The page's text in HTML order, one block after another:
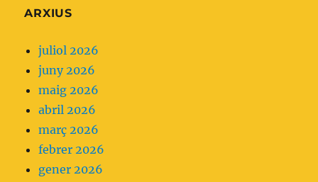
que
planteja
no
fer
servir
analgèsia
parenteral
com
ARXIUS
juliol 2026
juny 2026
maig 2026
abril 2026
març 2026
febrer 2026
gener 2026